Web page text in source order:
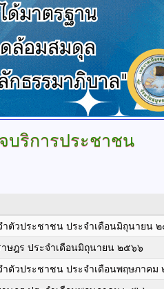
บริการประชาชน
ำตัวประชาชน ประจำเดือนมิถุนายน
ษฎร ประจำเดือนมิถุนายน ๒๕๖๖
ำตัวประชาชน ประจำเดือนพฤษภาคม